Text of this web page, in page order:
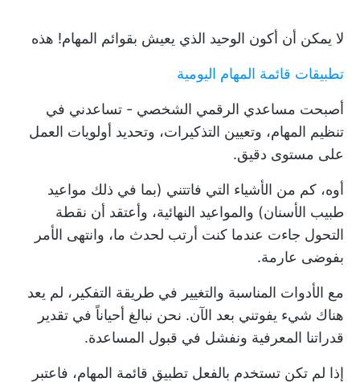
لا يمكن أن أكون الوحيد الذي يعيش بقوائم المهام! هذه
تطبيقات قائمة المهام اليومية
أصبحت مساعدي الرقمي الشخصي - تساعدني في
تنظيم المهام، وتعيين التذكيرات، وتحديد أولويات العمل
على مستوى دقيق.
أوه، كم من الأشياء التي فاتتني (بما في ذلك مواعيد
طبيب الأسنان) والمواعيد النهائية، وأعتقد أن نقطة
التحول جاءت عندما كنت أرتب لحدث ما، وانتهى الأمر
بفوضى عارمة.
مع الأدوات المناسبة والتغيير في طريقة التفكير، لم يعد
هناك شيء يفوتني بعد الآن. نحن نبالغ أحياناً في تقدير
قدراتنا المعرفية ونفشل في قبول المساعدة.
إذا لم تكن تستخدم بالفعل تطبيق قائمة المهام، فاعتبر